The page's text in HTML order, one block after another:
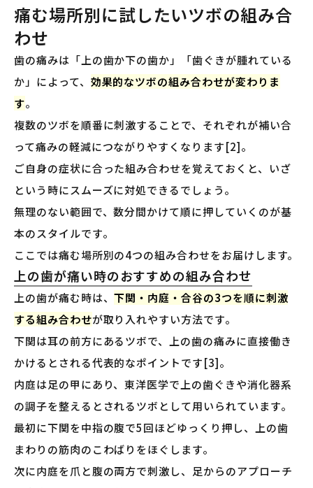
痛む場所別に試したいツボの組み合
わせ
歯の痛みは「上の歯か下の歯か」「歯ぐきが腫れている
か」によって、 効果的なツボの組み合わせが変わりま
す。
複数のツボを順番に刺激することで、それぞれが補い合
って痛みの軽減につながりやすくなります[2]。
ご自身の症状に合った組み合わせを覚えておくと、いざ
という時にスムーズに対処できるでしょう。
無理のない範囲で、数分間かけて順に押していくのが基
本のスタイルです。
ここでは痛む場所別の4つの組み合わせをお届けします。
上の歯が痛い時のおすすめの組み合わせ
上の歯が痛む時は、下関・内庭・合谷の3つを順に刺激
する組み合わせが取り入れやすい方法です。
下関は耳の前方にあるツボで、上の歯の痛みに直接働き
かけるとされる代表的なポイントです[3]。
内庭は足の甲にあり、東洋医学で上の歯ぐきや消化器系
の調子を整えるとされるツボとして用いられています。
最初に下関を中指の腹で5回ほどゆっくり押し、上の歯
まわりの筋肉のこわばりをほぐします。
次に内庭を爪と腹の両方で刺激し、足からのアプローチ